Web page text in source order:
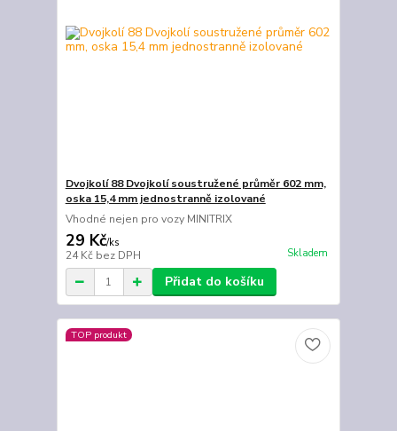
Dvojkolí 88 Dvojkolí soustružené průměr 602 mm,
oska 15,4 mm jednostranně izolované
Vhodné nejen pro vozy MINITRIX
29 Kč/ks
24 Kč bez DPH Skladem
Přidat do košíku
TOP produkt